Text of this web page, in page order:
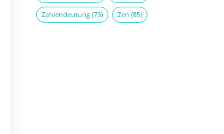
Zahlendeutung (73) Zen (85)